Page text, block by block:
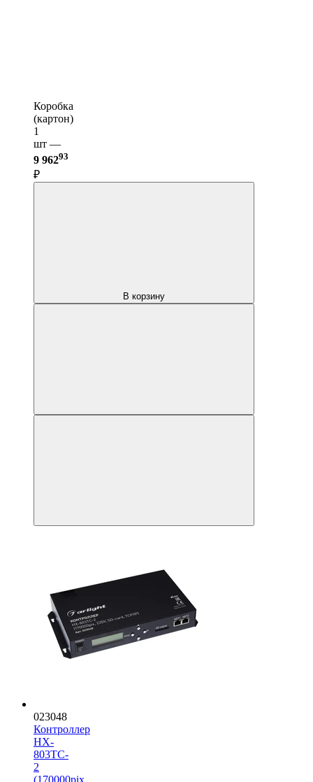
Коробка
(картон)
1
шт —
9 96293
₽
В корзину
023048
Контроллер
HX-
803TC-
2
(170000pix,